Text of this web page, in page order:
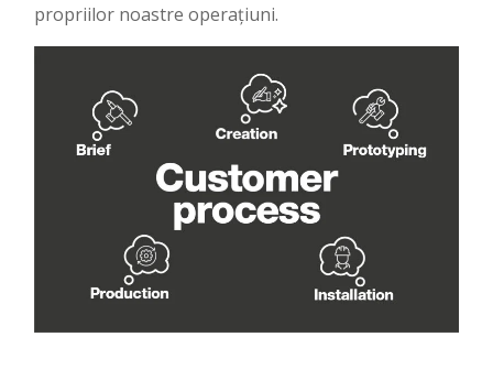
propriilor noastre operațiuni.